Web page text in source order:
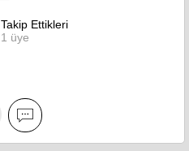
Takip Ettikleri
1 üye